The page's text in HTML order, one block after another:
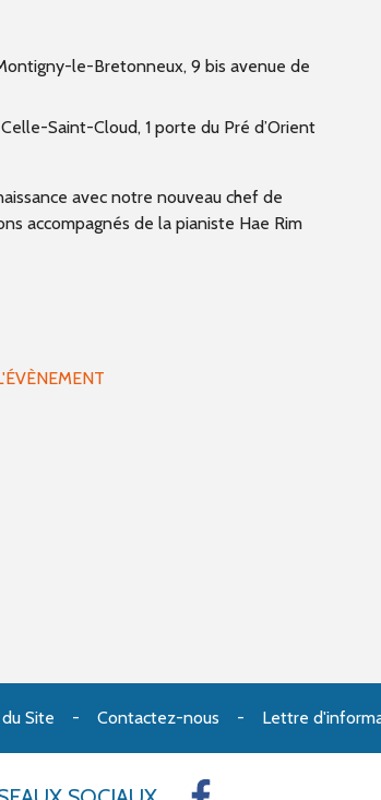
le-Bretonneux, 9 bis avenue de
Saint-Cloud, 1 porte du Pré d’Orient
avec notre nouveau chef de
accompagnés de la pianiste Hae Rim
Site Contactez-nous Lettre